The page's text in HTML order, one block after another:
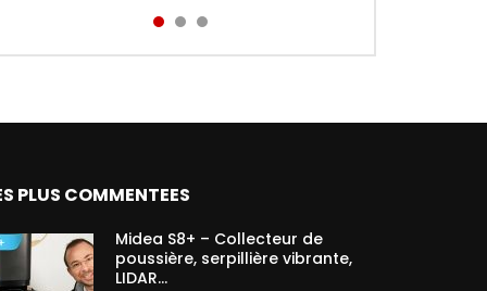
PLUS COMMENTEES
Midea S8+ – Collecteur de
poussière, serpillière vibrante,
LIDAR…